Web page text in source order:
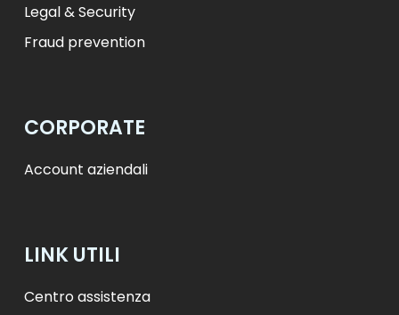
Legal & Security
Fraud prevention
CORPORATE
Account aziendali
LINK UTILI
Centro assistenza